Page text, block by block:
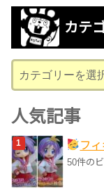
カ
ブ
カテ
テ
ゴ
リ
ー
人気記事
フ
50件の